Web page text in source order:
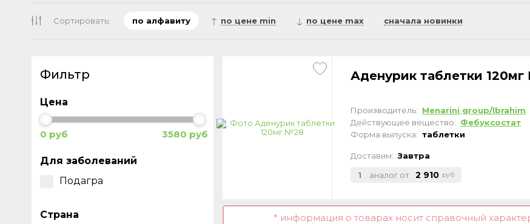
Сортировать: по алфавиту по цене min по цене max сначала новинки
Фильтр
Цена
0 руб 3580 руб
Для заболеваний
Подагра
Страна
Аденурик таблетки
Производитель: Menarini group/Ibrahim
Действующее вещество: Фебуксостат
Форма выпуска: таблетки
Доставим: Завтра
1
аналог от 2 910 руб
* информация о товарах носит справочный